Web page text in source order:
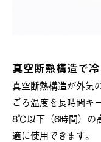
真空断熱構造で
真空断熱構造が外気
ごろ温度を長時間キ
8℃以下（6時間）の
適に使用できます。